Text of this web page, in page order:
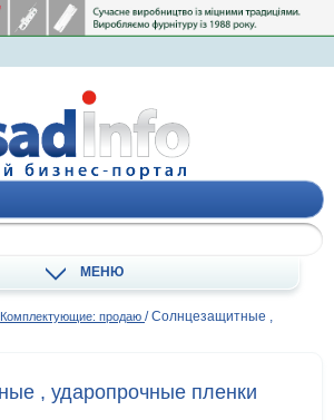
МЕНЮ
Комплектующие: продаю / Солнцезащитные ,
, ударопрочные пленки